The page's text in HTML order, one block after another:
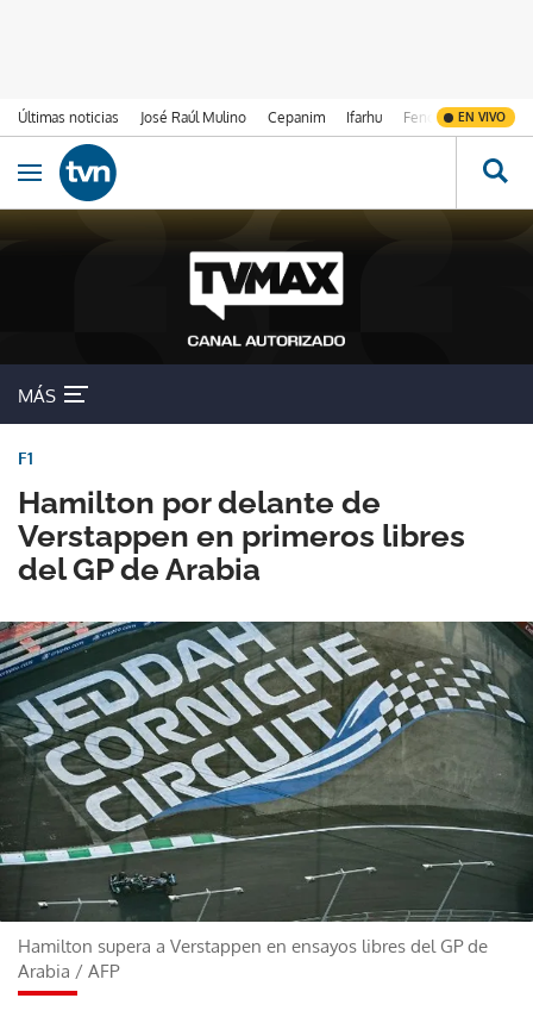
Últimas noticias José Raúl Mulino Cepanim Ifarhu Fenómeno de El
EN VIVO
Ir al contenido
Obrir navegació
MÁS
Hamilton por delante de
Verstappen en primeros libres
del GP de Arabia
F1
Hamilton supera a Verstappen en ensayos libres del GP de
Arabia / AFP